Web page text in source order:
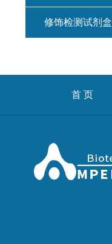
修饰检测试剂盒
首 页